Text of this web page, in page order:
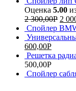
Оценка 5.00
2 300,00Р 2
Спойлер
600,00Р
Решетка
500,00Р
Спойлер